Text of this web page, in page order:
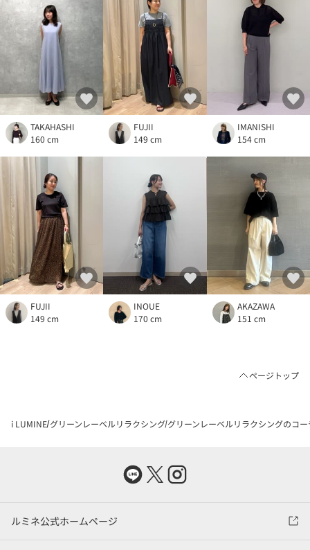
TAKAHASHI
160 cm
FUJII
149 cm
IMANISHI
154 cm
FUJII
149 cm
INOUE
170 cm
AKAZAWA
151 cm
ページトップ
i LUMINE グリーンレーベルリラクシング グリーンレーベルリラクシングのコ
ルミネ公式ホームページ